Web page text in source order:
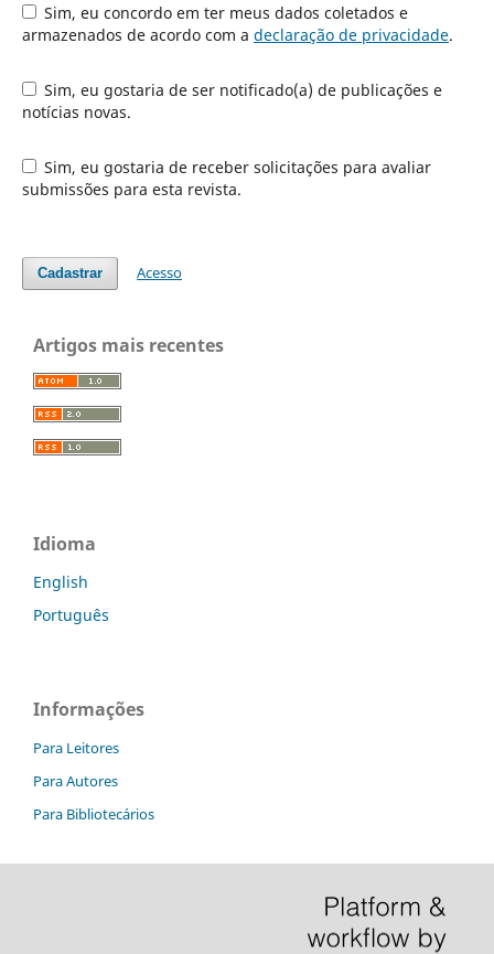
Sim, eu concordo em ter meus dados coletados e
armazenados de acordo com a declaração de privacidade.
Sim, eu gostaria de ser notificado(a) de publicações e
notícias novas.
Sim, eu gostaria de receber solicitações para avaliar
submissões para esta revista.
Cadastrar Acesso
Artigos mais recentes
Idioma
English
Português
Informações
Para Leitores
Para Autores
Para Bibliotecários